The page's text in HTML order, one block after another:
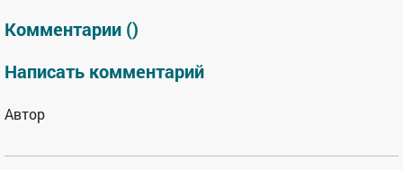
Комментарии ()
Написать комментарий
Автор